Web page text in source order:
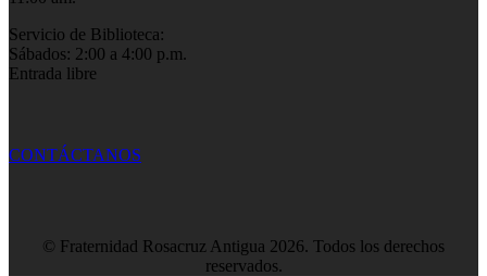
Servicio de Biblioteca:
Sábados: 2:00 a 4:00 p.m.
Entrada libre
CONTÁCTANOS
© Fraternidad Rosacruz Antigua 2026. Todos los derechos
reservados.